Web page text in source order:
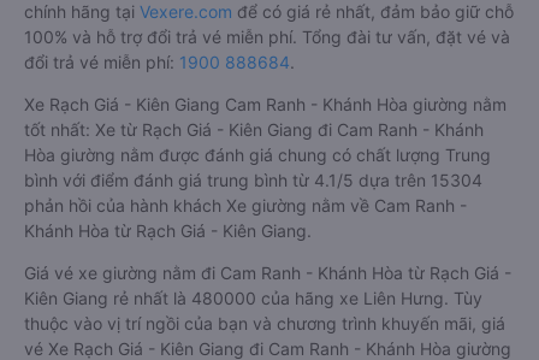
chính hãng tại Vexere.com để có giá rẻ nhất, đảm bảo giữ chỗ
100% và hỗ trợ đổi trả vé miễn phí. Tổng đài tư vấn, đặt vé và
đổi trả vé miễn phí: 1900 888684.
Xe Rạch Giá - Kiên Giang Cam Ranh - Khánh Hòa giường nằm
tốt nhất: Xe từ Rạch Giá - Kiên Giang đi Cam Ranh - Khánh
Hòa giường nằm được đánh giá chung có chất lượng Trung
bình với điểm đánh giá trung bình từ 4.1/5 dựa trên 15304
phản hồi của hành khách Xe giường nằm về Cam Ranh -
Khánh Hòa từ Rạch Giá - Kiên Giang.
Giá vé xe giường nằm đi Cam Ranh - Khánh Hòa từ Rạch Giá -
Kiên Giang rẻ nhất là 480000 của hãng xe Liên Hưng. Tùy
thuộc vào vị trí ngồi của bạn và chương trình khuyến mãi, giá
vé Xe Rạch Giá - Kiên Giang đi Cam Ranh - Khánh Hòa giường